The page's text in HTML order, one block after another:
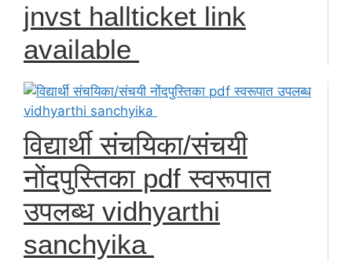
jnvst hallticket link
available
विद्यार्थी संचयिका/संचयी
नोंदपुस्तिका pdf स्वरूपात
उपलब्ध vidhyarthi
sanchyika